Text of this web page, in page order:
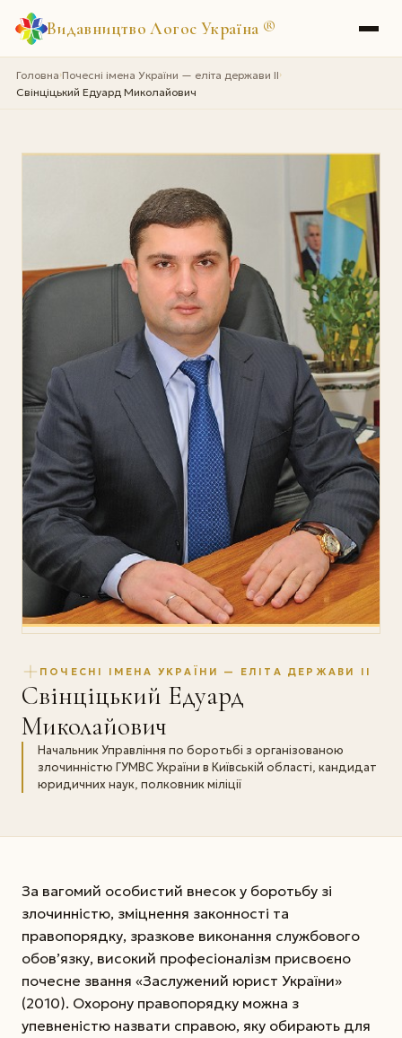
Видавництво Логос Україна ®
Головна›Почесні імена України — еліта держави II›
Свінціцький Едуард Миколайович
ПОЧЕСНІ ІМЕНА УКРАЇНИ — ЕЛІТА ДЕРЖАВИ II
Свінціцький Едуард
Миколайович
Начальник Управління по боротьбі з організованою
злочинністю ГУМВС України в Київській області, кандидат
юридичних наук, полковник міліції
За вагомий особистий внесок у боротьбу зі
злочинністю, зміцнення законності та
правопорядку, зразкове виконання службового
обов’язку, високий професіоналізм присвоєно
почесне звання «Заслужений юрист України»
(2010). Охорону правопорядку можна з
упевненістю назвати справою, яку обирають для